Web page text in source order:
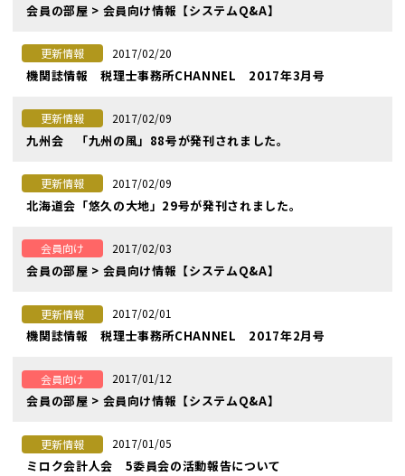
会員の部屋 > 会員向け情報【システムQ&A】
更新情報 2017/02/20
機関誌情報 税理士事務所CHANNEL 2017年3月号
更新情報 2017/02/09
九州会 「九州の風」88号が発刊されました。
更新情報 2017/02/09
北海道会「悠久の大地」29号が発刊されました。
会員向け 2017/02/03
会員の部屋 > 会員向け情報【システムQ&A】
更新情報 2017/02/01
機関誌情報 税理士事務所CHANNEL 2017年2月号
会員向け 2017/01/12
会員の部屋 > 会員向け情報【システムQ&A】
更新情報 2017/01/05
ミロク会計人会 5委員会の活動報告について